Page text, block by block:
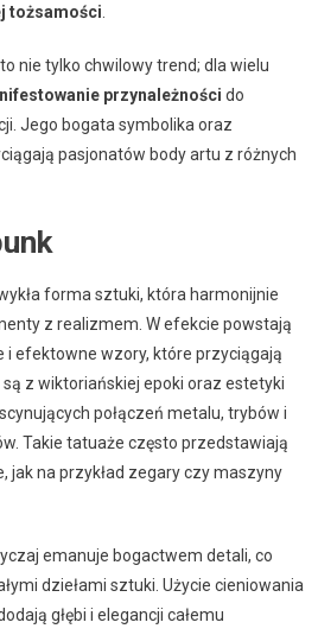
tożsamości
nie tylko chwilowy trend; dla wielu
przynależności do
Jego bogata symbolika oraz
pasjonatów body artu z różnych
forma sztuki, która harmonijnie
z realizmem. W efekcie powstają
i efektowne wzory, które przyciągają
z wiktoriańskiej epoki oraz estetyki
połączeń metalu, trybów i
Takie tatuaże często przedstawiają
jak na przykład zegary czy maszyny
emanuje bogactwem detali, co
dziełami sztuki. Użycie cieniowania
głębi i elegancji całemu